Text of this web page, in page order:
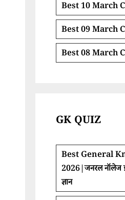
Best 10 March
Best 09 March
Best 08 March
GK QUIZ
Best General
2026|जनरल नॉलेज
ज्ञान